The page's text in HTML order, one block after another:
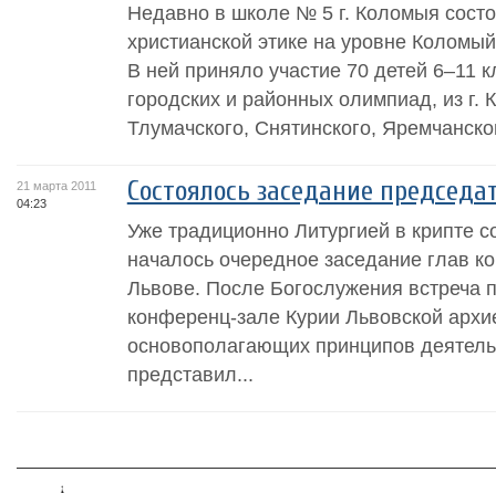
Недавно в школе № 5 г. Коломыя
христианской этике на уровне
В ней приняло участие 70 детей 6–11
городских и районных олимпиад, из
Тлумачского, Снятинского,
21 марта 2011
04:23
Состоялось заседание
Уже традиционно Литургией в крипте
началось очередное заседание глав
Львове. После Богослужения встреча
конференц-зале Курии Львовской
основополагающих принципов
представил...